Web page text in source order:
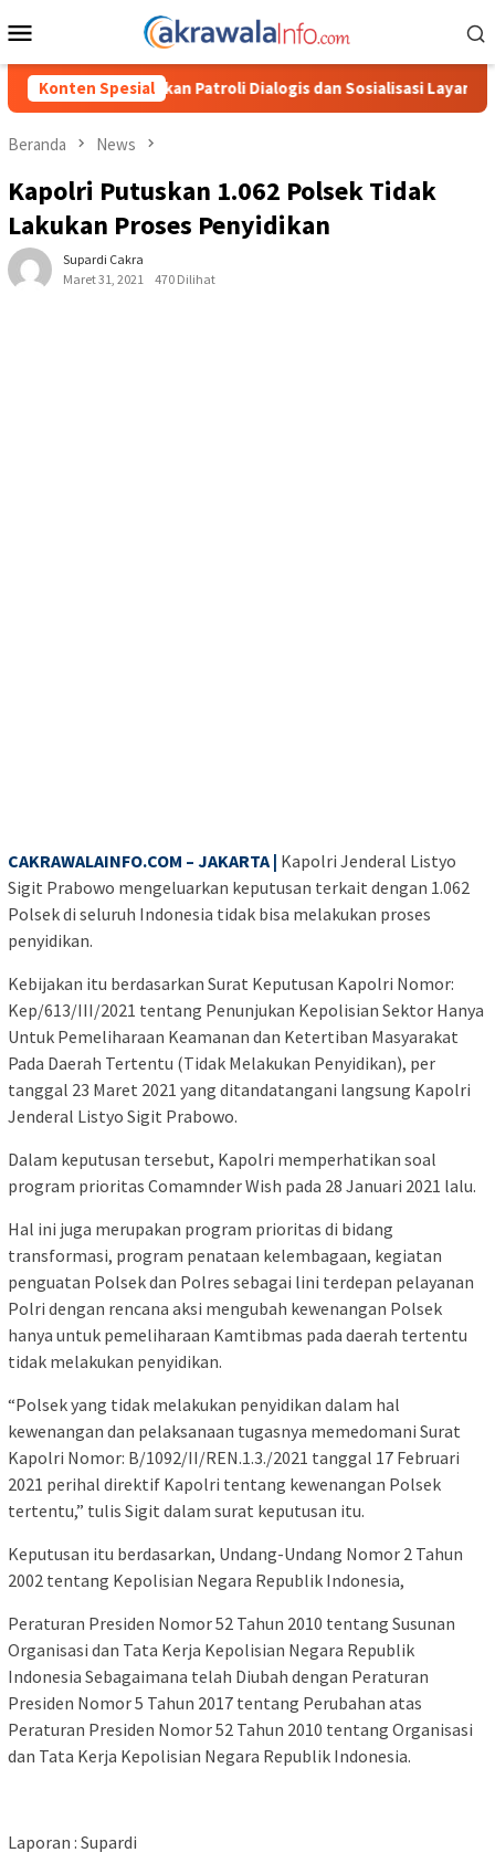
ke
Mobile
Konten Spesial
Dialogis dan Sosialisasi Layanan 110 Jasa Raharja
Beranda News
Kapolri Putuskan 1.062 Polsek Tidak
Lakukan Proses Penyidikan
Supardi Cakra
Maret 31, 2021
470 Dilihat
CAKRAWALAINFO.COM – JAKARTA | Kapolri Jenderal Listyo
Sigit Prabowo mengeluarkan keputusan terkait dengan 1.062
Polsek di seluruh Indonesia tidak bisa melakukan proses
penyidikan.
Kebijakan itu berdasarkan Surat Keputusan Kapolri Nomor:
Kep/613/III/2021 tentang Penunjukan Kepolisian Sektor Hanya
Untuk Pemeliharaan Keamanan dan Ketertiban Masyarakat
Pada Daerah Tertentu (Tidak Melakukan Penyidikan), per
tanggal 23 Maret 2021 yang ditandatangani langsung Kapolri
Jenderal Listyo Sigit Prabowo.
Dalam keputusan tersebut, Kapolri memperhatikan soal
program prioritas Comamnder Wish pada 28 Januari 2021 lalu.
Hal ini juga merupakan program prioritas di bidang
transformasi, program penataan kelembagaan, kegiatan
penguatan Polsek dan Polres sebagai lini terdepan pelayanan
Polri dengan rencana aksi mengubah kewenangan Polsek
hanya untuk pemeliharaan Kamtibmas pada daerah tertentu
tidak melakukan penyidikan.
“Polsek yang tidak melakukan penyidikan dalam hal
kewenangan dan pelaksanaan tugasnya memedomani Surat
Kapolri Nomor: B/1092/II/REN.1.3./2021 tanggal 17 Februari
2021 perihal direktif Kapolri tentang kewenangan Polsek
tertentu,” tulis Sigit dalam surat keputusan itu.
Keputusan itu berdasarkan, Undang-Undang Nomor 2 Tahun
2002 tentang Kepolisian Negara Republik Indonesia,
Peraturan Presiden Nomor 52 Tahun 2010 tentang Susunan
Organisasi dan Tata Kerja Kepolisian Negara Republik
Indonesia Sebagaimana telah Diubah dengan Peraturan
Presiden Nomor 5 Tahun 2017 tentang Perubahan atas
Peraturan Presiden Nomor 52 Tahun 2010 tentang Organisasi
dan Tata Kerja Kepolisian Negara Republik Indonesia.
Laporan : Supardi